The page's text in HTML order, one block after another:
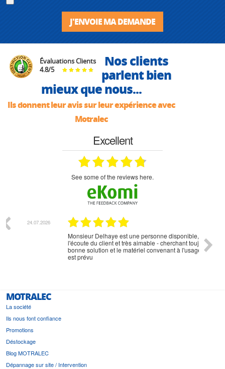
J'ENVOIE MA DEMANDE
Évaluations Clients
4.8/5
Nos clients
parlent bien
mieux que nous...
Ils donnent leur avis sur leur expérience avec
Motralec
Excellent
see some of the reviews here.
Monsieur Delhaye est une personne disponible, à
l'écoute du client et très aimable - cherchant toujours la
bonne solution et le matériel convenant à l'usage qui en
MOTRALEC
La société
Ils nous font confiance
Promotions
Déstockage
Blog MOTRALEC
Dépannage sur site / Intervention